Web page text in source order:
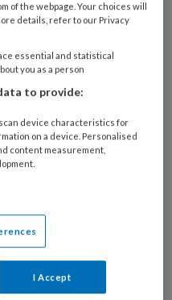
lezen?
aan en lees 2
per maand
Log dan in
of the webpage. Your choices will
details, refer to our Privacy
essential and statistical
you as a person
to provide:
device characteristics for
on a device. Personalised
content measurement,
I Accept